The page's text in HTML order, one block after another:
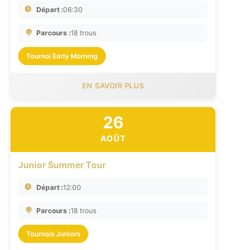
Départ :06:30
Parcours :18 trous
Tournoi Early Morning
EN SAVOIR PLUS
26
AOÛT
Junior Summer Tour
Départ :12:00
Parcours :18 trous
Tournois Juniors